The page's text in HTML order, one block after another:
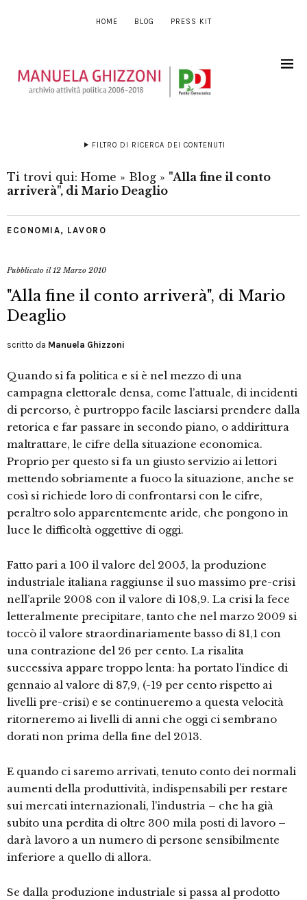
HOME BLOG PRESS KIT
FILTRO DI RICERCA DEI CONTENUTI
Ti trovi qui: Home » Blog » "Alla fine il conto
arriverà", di Mario Deaglio
ECONOMIA, LAVORO
Pubblicato il12 Marzo 2010
"Alla fine il conto arriverà", di Mario
Deaglio
scritto da Manuela Ghizzoni
Quando si fa politica e si è nel mezzo di una
campagna elettorale densa, come l’attuale, di incidenti
di percorso, è purtroppo facile lasciarsi prendere dalla
retorica e far passare in secondo piano, o addirittura
maltrattare, le cifre della situazione economica.
Proprio per questo si fa un giusto servizio ai lettori
mettendo sobriamente a fuoco la situazione, anche se
così si richiede loro di confrontarsi con le cifre,
peraltro solo apparentemente aride, che pongono in
luce le difficoltà oggettive di oggi.
Fatto pari a 100 il valore del 2005, la produzione
industriale italiana raggiunse il suo massimo pre-crisi
nell’aprile 2008 con il valore di 108,9. La crisi la fece
letteralmente precipitare, tanto che nel marzo 2009 si
toccò il valore straordinariamente basso di 81,1 con
una contrazione del 26 per cento. La risalita
successiva appare troppo lenta: ha portato l’indice di
gennaio al valore di 87,9, (-19 per cento rispetto ai
livelli pre-crisi) e se continueremo a questa velocità
ritorneremo ai livelli di anni che oggi ci sembrano
dorati non prima della fine del 2013.
E quando ci saremo arrivati, tenuto conto dei normali
aumenti della produttività, indispensabili per restare
sui mercati internazionali, l’industria – che ha già
subito una perdita di oltre 300 mila posti di lavoro –
darà lavoro a un numero di persone sensibilmente
inferiore a quello di allora.
Se dalla produzione industriale si passa al prodotto